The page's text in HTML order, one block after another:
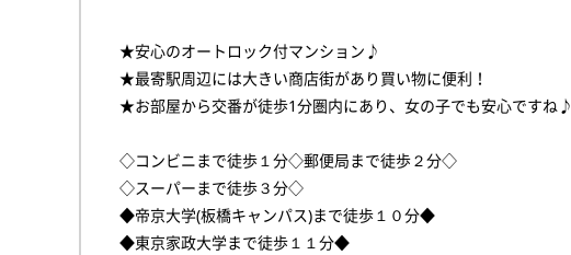
★安心のオートロック付マンション♪
★最寄駅周辺には大きい商店街があり買い物に便利！
★お部屋から交番が徒歩1分圏内にあり、女の子でも安心ですね♪
◇コンビニまで徒歩１分◇郵便局まで徒歩２分◇
◇スーパーまで徒歩３分◇
◆帝京大学(板橋キャンパス)まで徒歩１０分◆
◆東京家政大学まで徒歩１１分◆